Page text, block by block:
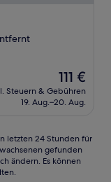
Der
Preis
beträgt
111 €
Steuern & Gebühren
19. Aug.–20. Aug.
letzten 24 Stunden für
gefunden
ändern. Es können